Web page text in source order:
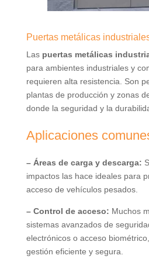
Puertas metálicas
Las puertas metálicas
para ambientes industriales y
requieren alta resistencia. Son
plantas de producción y zonas
donde la seguridad y la
Aplicaciones
– Áreas de carga y descarga:
impactos las hace ideales para
acceso de vehículos pesados.
– Control de acceso: Muchos
sistemas avanzados de
electrónicos o acceso
gestión eficiente y segura.